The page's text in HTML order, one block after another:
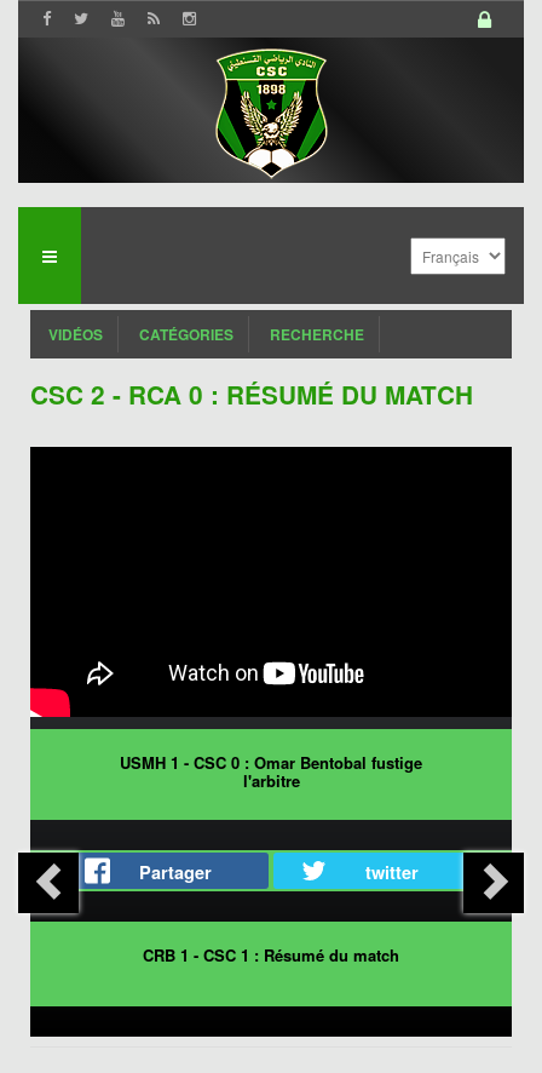
VIDÉOS CATÉGORIES RECHERCHE
CSC 2 - RCA 0 : RÉSUMÉ DU MATCH
USMH 1 - CSC 0 : Omar Bentobal fustige
l'arbitre
Partager twitter
CRB 1 - CSC 1 : Résumé du match